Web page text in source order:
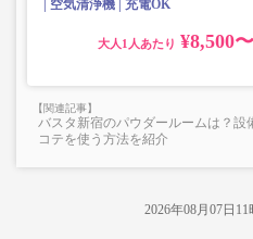
空気清浄機
充電OK
大人 ¥8,500〜
バスタ新宿のパウダールームは？設
コテを使う方法を紹介
2026年08月07日11